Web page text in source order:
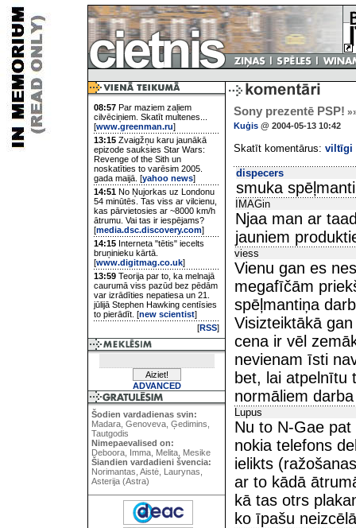
08:57 Par maziem zaļiem
cilvēciņiem. Skatīt multenes...
[www.greenman.ru]
13:15 Zvaigžņu karu jaunākā
epizode sauksies Star Wars:
Revenge of the Sith un
noskatīties to varēsim 2005.
gada maijā. [yahoo news]
14:51 No Ņujorkas uz Londonu
54 minūtēs. Tas viss ar vilcienu,
kas pārvietosies ar ~8000 km/h
ātrumu. Vai tas ir iespējams?
[media.dsc.discovery.com]
14:15 Interneta "tētis" iecelts
bruņinieku kārtā.
[www.digitmag.co.uk]
13:59 Teorija par to, ka melnajā
caurumā viss pazūd bez pēdām
var izrādīties nepatiesa un 21.
jūlijā Stephen Hawking centīsies
to pierādīt. [new scientist]
[RSS]
ADVANCED
Šodien vardadienas svin:
Madara, Genoveva, Ģedimins,
Tautgodis
Nimepaevalised on:
Deboora, Imma, Melita, Mesike
Šiandien vardadieni švencia:
Norimantas, Aistė, Laurynas,
Asterija (Astra)
Sony prezentē PSP!
Kuģis @ 2004-05-13 10:42
Skatīt komentārus: viltīgi
dispecers
smuka
IMAGin
Njaa man ar
jauniem
viess
Vienu gan es
megafīčām
spēļmantiņa
Visizteiktākā
cena ir vēl
nevienam īsti
bet, lai atpelnītu
normāliem
Lupus
Nu to N-Gae
nokia telefons
ielikts
ar to kādā
kā tas otrs
ko īpašu